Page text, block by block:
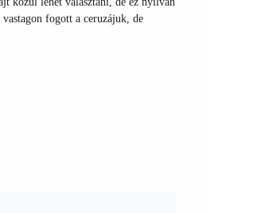
fogott a ceruzájuk, de